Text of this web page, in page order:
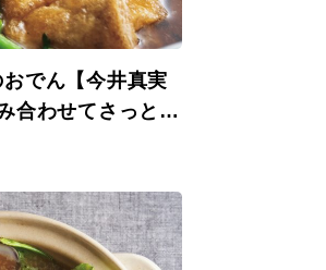
でん【今井真実
合わせてさっと煮